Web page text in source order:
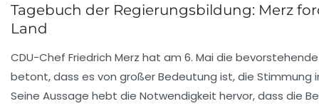
Tagebuch der Regierungsbildung: Merz
Land
CDU-Chef Friedrich Merz hat am 6. Mai die
betont, dass es von großer Bedeutung ist, die Stimmung
Seine Aussage hebt die Notwendigkeit hervor, dass die